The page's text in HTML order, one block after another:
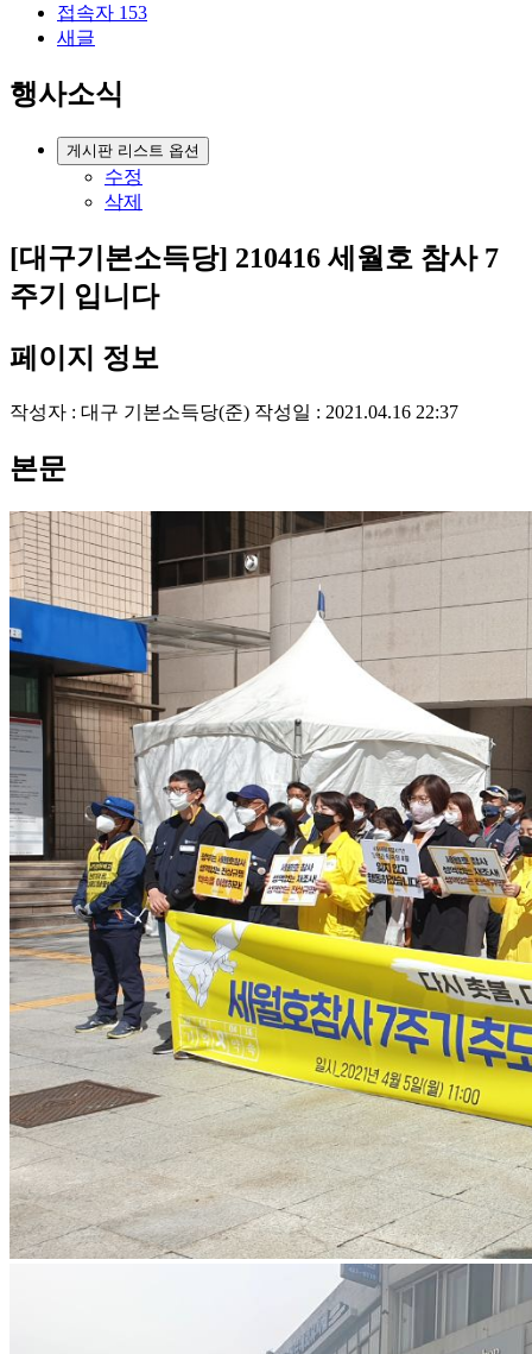
접속자 153
새글
행사소식
게시판 리스트 옵션
수정
삭제
[대구기본소득당] 210416 세월호 참사 7
주기 입니다
페이지 정보
작성자 : 대구 기본소득당(준) 작성일 : 2021.04.16 22:37
본문